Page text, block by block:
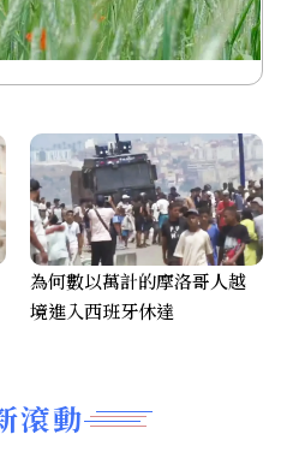
滾動
為何數以萬計的摩洛哥人越
境進入西班牙休達